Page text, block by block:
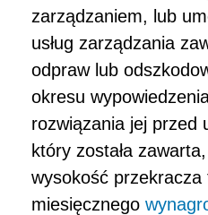
zarządzaniem, lub
usług zarządzania
odpraw lub
okresu
rozwiązania jej przed
który została
wysokość
miesięcznego